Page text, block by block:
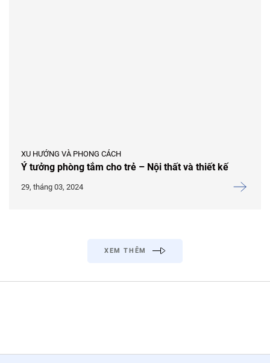
XU HƯỚNG VÀ PHONG CÁCH
Ý tưởng phòng tắm cho trẻ – Nội thất và thiết kế
29, tháng 03, 2024
XEM THÊM